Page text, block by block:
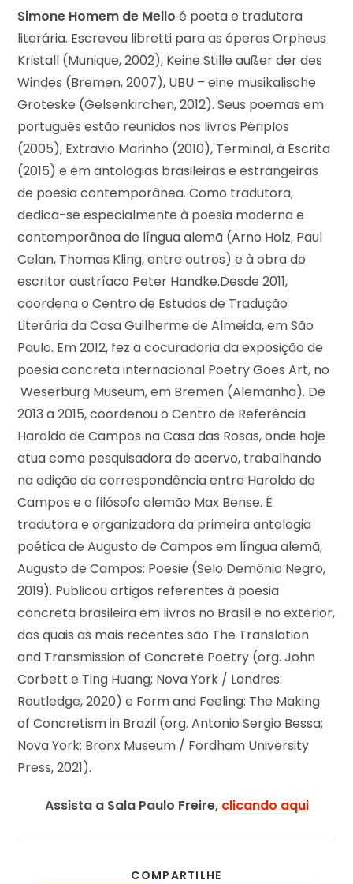
Simone Homem de Mello é poeta e tradutora
literária. Escreveu libretti para as óperas Orpheus
Kristall (Munique, 2002), Keine Stille außer der des
Windes (Bremen, 2007), UBU – eine musikalische
Groteske (Gelsenkirchen, 2012). Seus poemas em
português estão reunidos nos livros Périplos
(2005), Extravio Marinho (2010), Terminal, à Escrita
(2015) e em antologias brasileiras e estrangeiras
de poesia contemporânea. Como tradutora,
dedica-se especialmente à poesia moderna e
contemporânea de língua alemã (Arno Holz, Paul
Celan, Thomas Kling, entre outros) e à obra do
escritor austríaco Peter Handke.Desde 2011,
coordena o Centro de Estudos de Tradução
Literária da Casa Guilherme de Almeida, em São
Paulo. Em 2012, fez a cocuradoria da exposição de
poesia concreta internacional Poetry Goes Art, no
Weserburg Museum, em Bremen (Alemanha). De
2013 a 2015, coordenou o Centro de Referência
Haroldo de Campos na Casa das Rosas, onde hoje
atua como pesquisadora de acervo, trabalhando
na edição da correspondência entre Haroldo de
Campos e o filósofo alemão Max Bense. É
tradutora e organizadora da primeira antologia
poética de Augusto de Campos em língua alemã,
Augusto de Campos: Poesie (Selo Demônio Negro,
2019). Publicou artigos referentes à poesia
concreta brasileira em livros no Brasil e no exterior,
das quais as mais recentes são The Translation
and Transmission of Concrete Poetry (org. John
Corbett e Ting Huang; Nova York / Londres:
Routledge, 2020) e Form and Feeling: The Making
of Concretism in Brazil (org. Antonio Sergio Bessa;
Nova York: Bronx Museum / Fordham University
Press, 2021).
Assista a Sala Paulo Freire, clicando aqui
COMPARTILHE